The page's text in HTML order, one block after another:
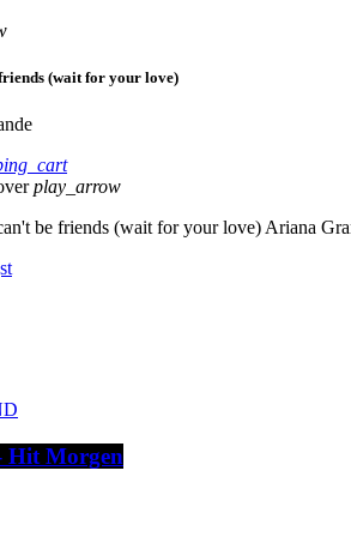
(wait for your love)
play_arrow
be friends (wait for your love) Ariana
Hit Morgen